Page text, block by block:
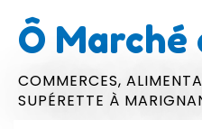
Ô Marché
COMMERCES,
SUPÉRETTE À